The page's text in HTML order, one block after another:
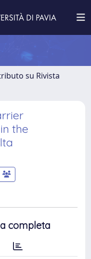
su Rivista
the
completa